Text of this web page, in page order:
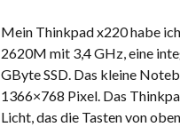
Mein Thinkpad x220 habe
2620M mit 3,4 GHz, eine
GByte SSD. Das kleine
1366×768 Pixel. Das
Licht, das die Tasten von